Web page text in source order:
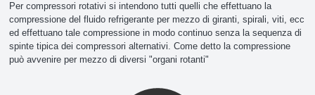
Accessori
Aspiratori
Per compressori rotativi si intendono tutti quelli che effettuano la
compressione del fluido refrigerante per mezzo di giranti, spirali, viti, ecc
ed effettuano tale compressione in modo continuo senza la sequenza di
spinte tipica dei compressori alternativi. Come detto la compressione
può avvenire per mezzo di diversi "organi rotanti"